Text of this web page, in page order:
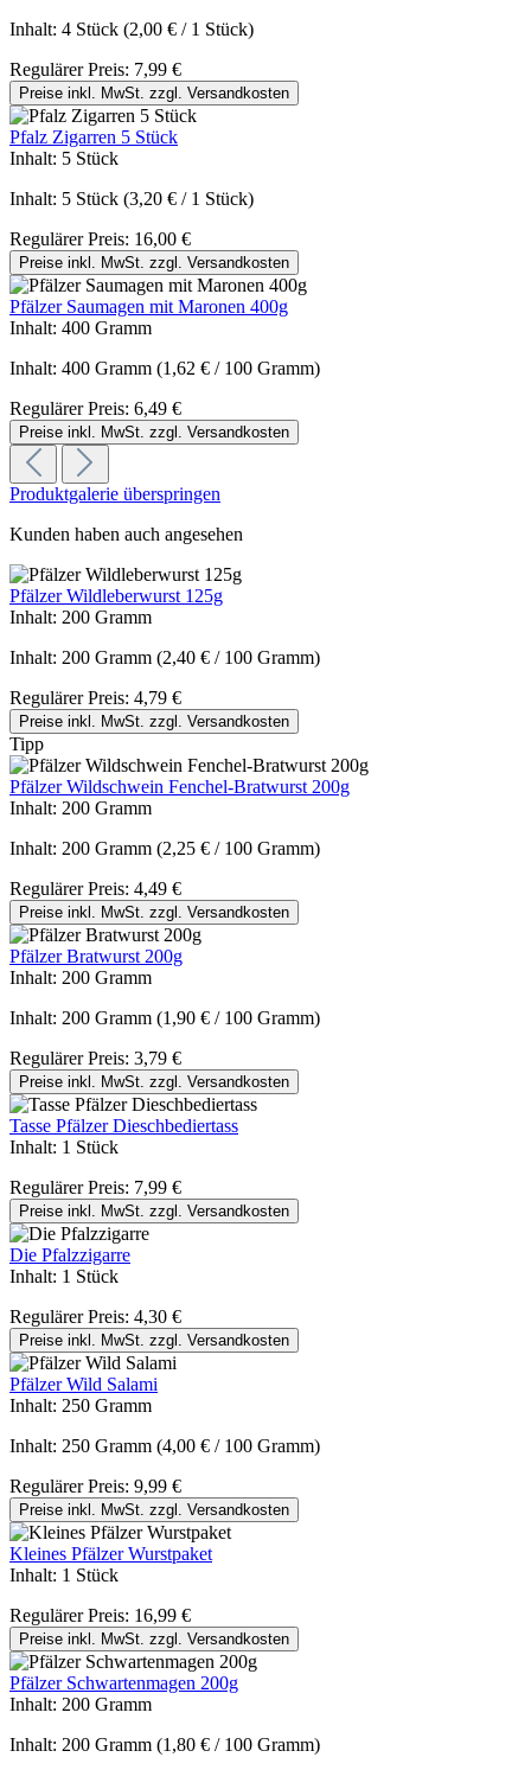
Inhalt: 4 Stück (2,00 € / 1 Stück)
Regulärer Preis: 7,99 €
Preise inkl. MwSt. zzgl. Versandkosten
Pfalz Zigarren 5 Stück
Inhalt: 5 Stück
Inhalt: 5 Stück (3,20 € / 1 Stück)
Regulärer Preis: 16,00 €
Preise inkl. MwSt. zzgl. Versandkosten
Pfälzer Saumagen mit Maronen 400g
Inhalt: 400 Gramm
Inhalt: 400 Gramm (1,62 € / 100 Gramm)
Regulärer Preis: 6,49 €
Preise inkl. MwSt. zzgl. Versandkosten
Produktgalerie überspringen
Kunden haben auch angesehen
Pfälzer Wildleberwurst 125g
Inhalt: 200 Gramm
Inhalt: 200 Gramm (2,40 € / 100 Gramm)
Regulärer Preis: 4,79 €
Preise inkl. MwSt. zzgl. Versandkosten
Tipp
Pfälzer Wildschwein Fenchel-Bratwurst 200g
Inhalt: 200 Gramm
Inhalt: 200 Gramm (2,25 € / 100 Gramm)
Regulärer Preis: 4,49 €
Preise inkl. MwSt. zzgl. Versandkosten
Pfälzer Bratwurst 200g
Inhalt: 200 Gramm
Inhalt: 200 Gramm (1,90 € / 100 Gramm)
Regulärer Preis: 3,79 €
Preise inkl. MwSt. zzgl. Versandkosten
Tasse Pfälzer Dieschbediertass
Inhalt: 1 Stück
Regulärer Preis: 7,99 €
Preise inkl. MwSt. zzgl. Versandkosten
Die Pfalzzigarre
Inhalt: 1 Stück
Regulärer Preis: 4,30 €
Preise inkl. MwSt. zzgl. Versandkosten
Pfälzer Wild Salami
Inhalt: 250 Gramm
Inhalt: 250 Gramm (4,00 € / 100 Gramm)
Regulärer Preis: 9,99 €
Preise inkl. MwSt. zzgl. Versandkosten
Kleines Pfälzer Wurstpaket
Inhalt: 1 Stück
Regulärer Preis: 16,99 €
Preise inkl. MwSt. zzgl. Versandkosten
Pfälzer Schwartenmagen 200g
Inhalt: 200 Gramm
Inhalt: 200 Gramm (1,80 € / 100 Gramm)